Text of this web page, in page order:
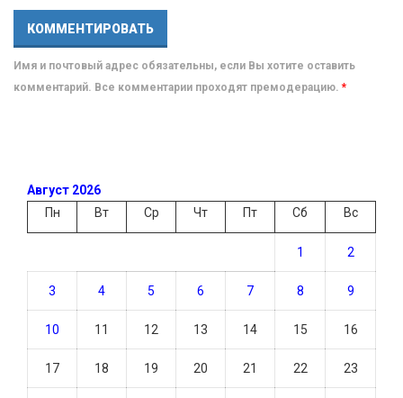
Имя и почтовый адрес обязательны, если Вы хотите оставить
комментарий. Все комментарии проходят премодерацию. *
Август 2026
Пн
Вт Ср Чт Пт Сб Вс
1 2
3 4 5 6 7 8 9
10 11 12 13 14 15 16
17 18 19 20 21 22 23